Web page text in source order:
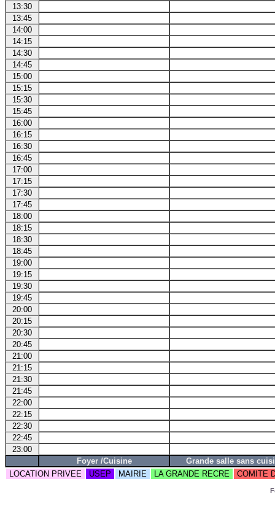
13:30
13:45
14:00
14:15
14:30
14:45
15:00
15:15
15:30
15:45
16:00
16:15
16:30
16:45
17:00
17:15
17:30
17:45
18:00
18:15
18:30
18:45
19:00
19:15
19:30
19:45
20:00
20:15
20:30
20:45
21:00
21:15
21:30
21:45
22:00
22:15
22:30
22:45
23:00
Foyer /Cuisine
Grande salle sans
LOCATION PRIVEE
USEP MAIRIE LA GRANDE RECRE COMITE